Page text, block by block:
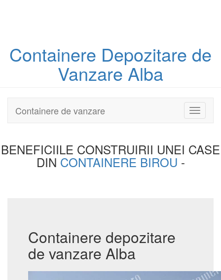
Containere Depozitare de
Vanzare Alba
Toggle
Containere de vanzare
BENEFICIILE CONSTRUIRII UNEI CASE
DIN CONTAINERE BIROU -
Containere depozitare
de vanzare Alba